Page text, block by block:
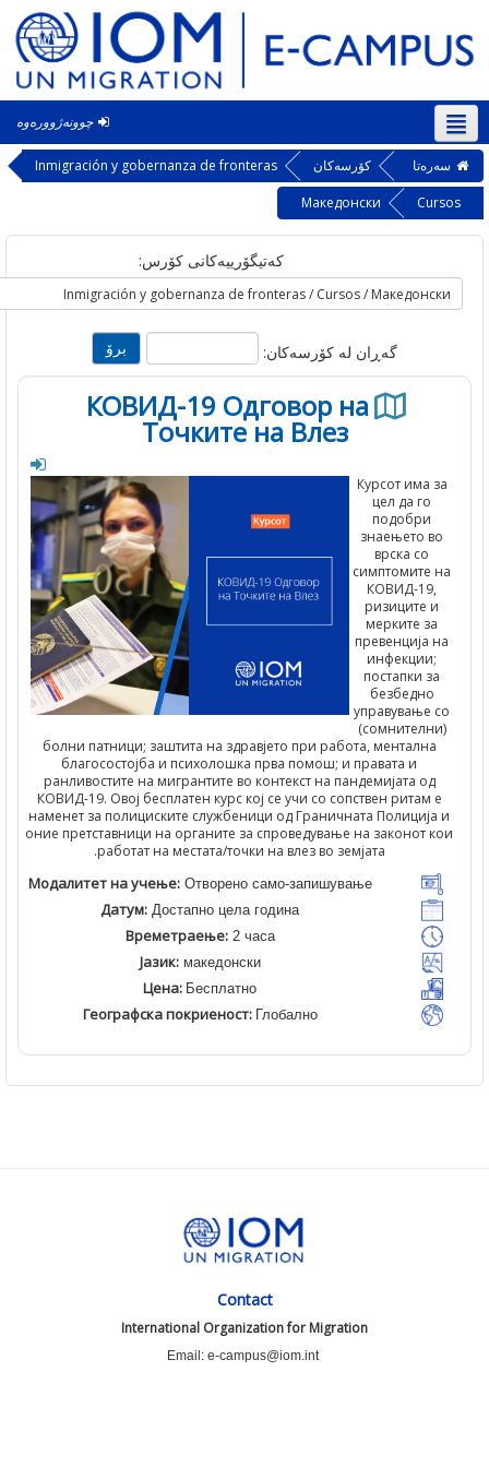
چوونەژوورەوە
کۆرسەکان
Inmigración y gobernanza de fronteras
Македонски
کەتیگۆرییەکانی کۆرس:
گه‌ڕان له‌ کۆرسه‌کان:
КОВИД-19 Одговор на
Точките на Влез
Курсот има
цел да го
подобри
знаењето
симптомите
КОВИД-
ризиците
мерките
превенција
постапки
безбедно
управување
болни патници; заштита на здравјето при работа,
благосостојба и психолошка прва помош; и правата и
ранливостите на мигрантите во контекст на пандемијата од
КОВИД-19. Овој бесплатен курс кој се учи со сопствен ритам
наменет за полициските службеници од Граничната
оние претставници на органите за спроведување на законот
работат на местата/точки на влез во земјата.
Модалитет на учење:Отворено само-запишување
Датум:Достапно цела година
Времетраење:
Јазик:македонски
Цена:Бесплатно
Географска покриеност:Глобално
Contact
International Organization for Migration
Email: e-campus@iom.int